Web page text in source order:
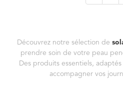
Découvrez notre sélection de
prendre soin de votre peau
Des produits essentiels,
accompagner vos